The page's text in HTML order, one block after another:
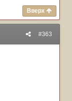
Вверх
#363